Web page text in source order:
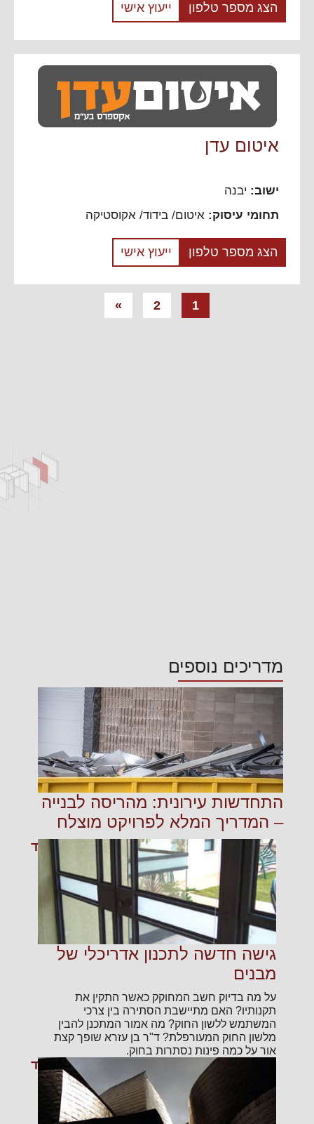
הצג מספר טלפון ייעוץ אישי
איטום עדן
ישוב: יבנה
תחומי עיסוק: איטום/ בידוד/ אקוסטיקה
הצג מספר טלפון ייעוץ אישי
1
2
»
מדריכים נוספים
התחדשות עירונית: מהריסה לבנייה
– המדריך המלא לפרויקט מוצלח
קרא עוד
גישה חדשה לתכנון אדריכלי של
מבנים
על מה בדיוק חשב המחוקק כאשר התקין את
תקנותיו? האם מתיישבת הסתירה בין צרכי
המשתמש ללשון החוק? מה אמור המתכנן להבין
מלשון החוק המעורפלת? ד"ר בן עזרא שופך קצת
אור על כמה פינות נסתרות בחוק.
קרא עוד